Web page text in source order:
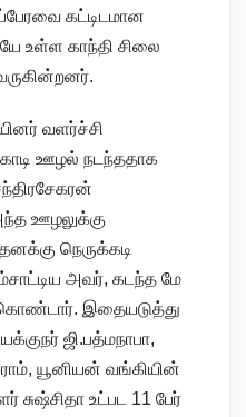
கட்டிடமான
உள்ள காந்தி சிலை
வளர்ச்சி
ஊழல் நடந்ததாக
ஊழலுக்கு
நெருக்கடி
அவர், கடந்த மே
இதையடுத்து
ஜி.பத்மநாபா,
யூனியன் வங்கியின்
சுஷ்சிதா உட்பட 11 பேர்